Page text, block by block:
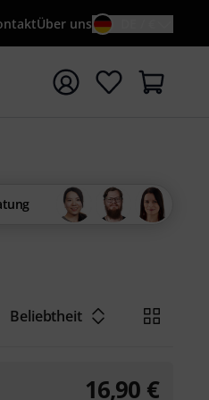
Über uns
starten
Beliebtheit
16,90 €